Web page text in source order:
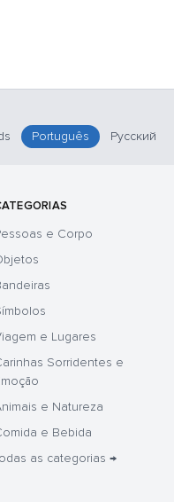
Português Русский
e Corpo
e Lugares
Sorridentes e
e Natureza
e Bebida
as categorias →